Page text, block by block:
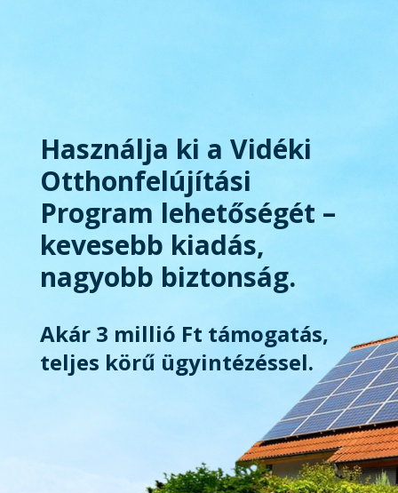
Használja ki a Vidéki
Otthonfelújítási
Program lehetőségét –
kevesebb kiadás,
nagyobb biztonság.
Akár 3 millió Ft támogatás,
teljes körű ügyintézéssel.